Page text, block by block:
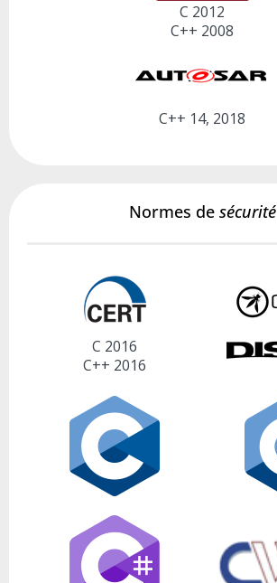
C 2012
C++ 2008
C++ 14, 2018
Normes de sécurité
C 2016
C++ 2016